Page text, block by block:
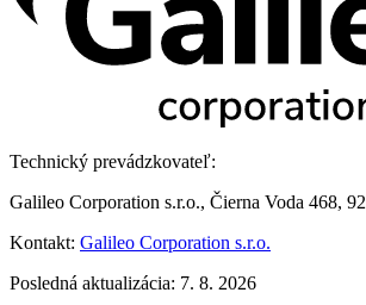
Technický prevádzkovateľ:
Galileo Corporation s.r.o., Čierna Voda 468,
Kontakt: Galileo Corporation s.r.o.
Posledná aktualizácia: 7. 8. 2026